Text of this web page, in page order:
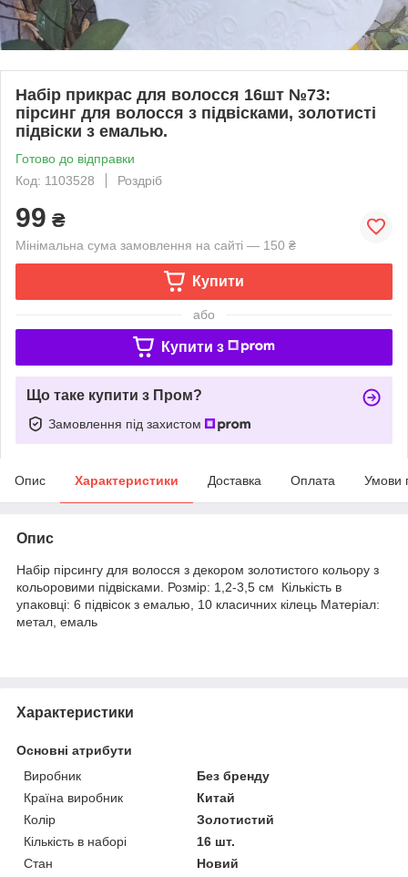
Набір прикрас для волосся 16шт №73:
пірсинг для волосся з підвісками, золотисті
підвіски з емалью.
Готово до відправки
Код: 1103528
Роздріб
99 ₴
Мінімальна сума замовлення на сайті — 150 ₴
Купити
або
Купити з
Що таке купити з Пром?
Замовлення під захистом
Опис Характеристики Доставка Оплата Умови
Опис
Набір пірсингу для волосся з декором золотистого кольору з
кольоровими підвісками. Розмір: 1,2-3,5 см Кількість в
упаковці: 6 підвісок з емалью, 10 класичних кілець Матеріал:
метал, емаль
Характеристики
Основні атрибути
Виробник
Без бренду
Країна виробник
Китай
Колір
Золотистий
Кількість в наборі
16 шт.
Стан
Новий